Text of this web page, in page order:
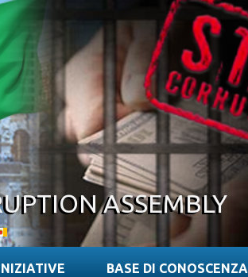
ASSEMBLY
BASE DI CONOSCENZA